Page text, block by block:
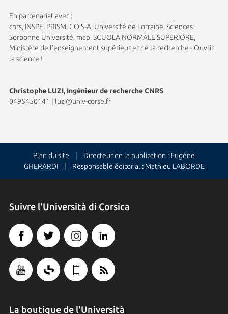
En partenariat avec :
cnrs, INSPE, PRISM, CO S-A, Université de Lorraine, Sciences
Sorbonne Université, map, SCUOLA NORMALE SUPERIORE,
Ministère de l'enseignement supérieur et de la recherche - Ouvrir
la science !
Christophe LUZI, Ingénieur de recherche CNRS
0495450141
luzi@univ-corse.fr
Plan du site | Directeur de la publication : Eugène
GHERARDI | Responsable éditorial : Mathieu LABORDE
Suivre l'Università di Corsica
La boutique de l'Università